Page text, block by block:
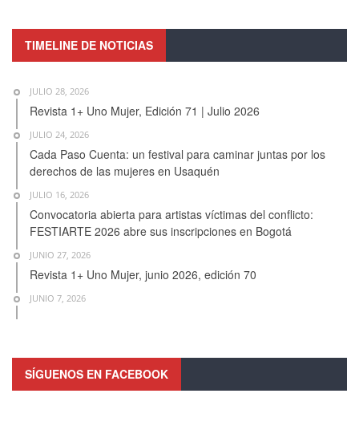
TIMELINE DE NOTICIAS
JULIO 28, 2026
Revista 1+ Uno Mujer, Edición 71 | Julio 2026
JULIO 24, 2026
Cada Paso Cuenta: un festival para caminar juntas por los
derechos de las mujeres en Usaquén
JULIO 16, 2026
Convocatoria abierta para artistas víctimas del conflicto:
FESTIARTE 2026 abre sus inscripciones en Bogotá
JUNIO 27, 2026
Revista 1+ Uno Mujer, junio 2026, edición 70
JUNIO 7, 2026
SÍGUENOS EN FACEBOOK